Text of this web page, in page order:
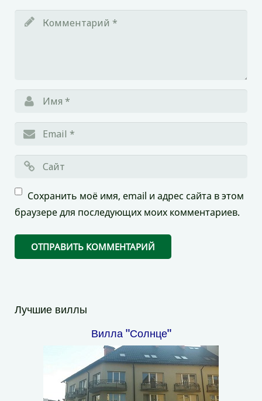
Сохранить моё имя, email и адрес сайта в этом
браузере для последующих моих комментариев.
Лучшие виллы
Вилла "Солнце"